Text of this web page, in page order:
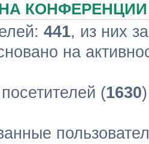
КОНФЕРЕНЦИИ
441, из них
на
(1630